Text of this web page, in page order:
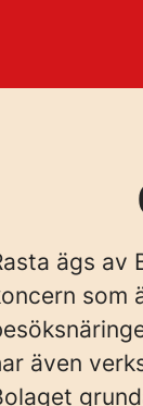
ägs av
som
även